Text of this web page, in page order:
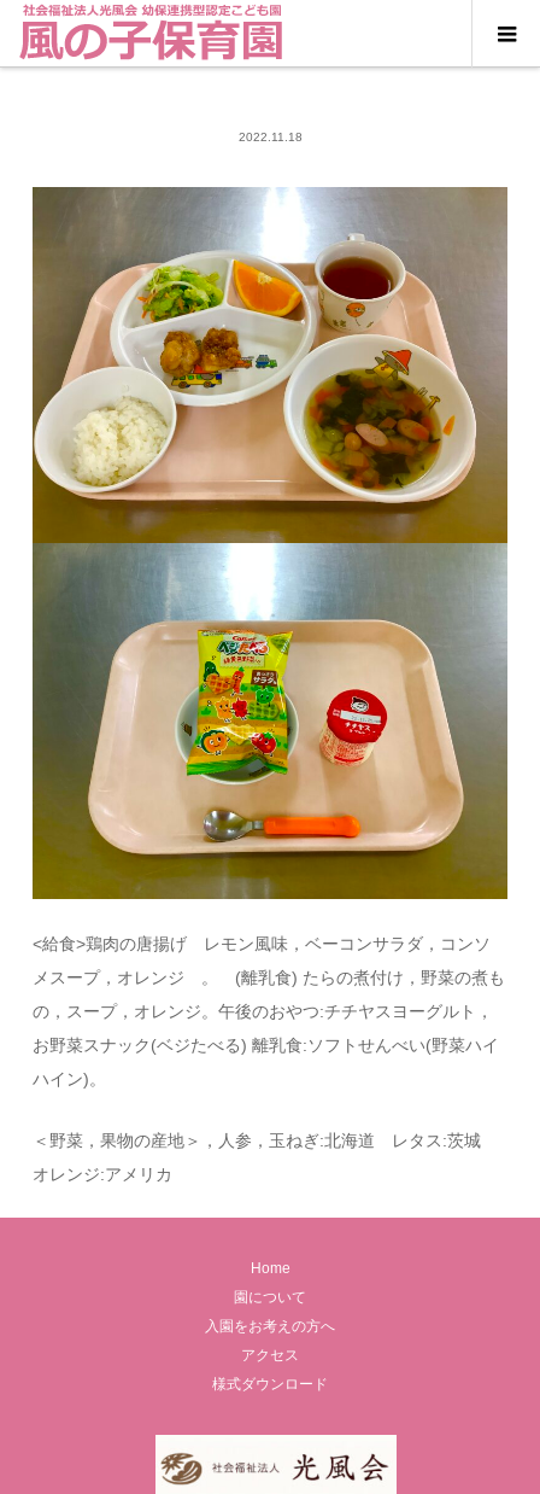
2022.11.18
<給食>鶏肉の唐揚げ レモン風味，ベーコンサラダ，コンソ
メスープ，オレンジ 。 (離乳食) たらの煮付け，野菜の煮も
の，スープ，オレンジ。午後のおやつ:チチヤスヨーグルト，
お野菜スナック(ベジたべる) 離乳食:ソフトせんべい(野菜ハイ
ハイン)。
＜野菜，果物の産地＞，人参，玉ねぎ:北海道 レタス:茨城
オレンジ:アメリカ
Home
園について
入園をお考えの方へ
アクセス
様式ダウンロード